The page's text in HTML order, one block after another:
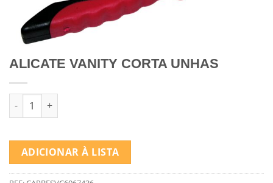
ALICATE VANITY CORTA UNHAS
Quantidade de ALICATE VANITY CORTA UNHAS
ADICIONAR À LISTA